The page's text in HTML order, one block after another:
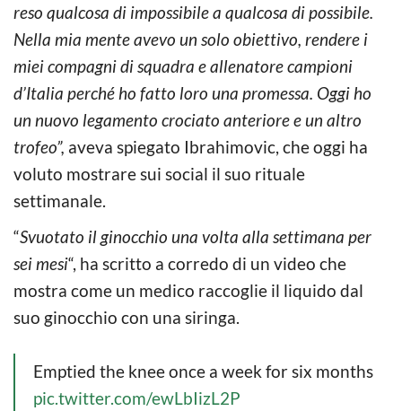
reso qualcosa di impossibile a qualcosa di possibile.
Nella mia mente avevo un solo obiettivo, rendere i
miei compagni di squadra e allenatore campioni
d’Italia perché ho fatto loro una promessa. Oggi ho
un nuovo legamento crociato anteriore e un altro
trofeo”, aveva spiegato Ibrahimovic, che oggi ha
voluto mostrare sui social il suo rituale
settimanale.
“Svuotato il ginocchio una volta alla settimana per
sei mesi“, ha scritto a corredo di un video che
mostra come un medico raccoglie il liquido dal
suo ginocchio con una siringa.
Emptied the knee once a week for six months
pic.twitter.com/ewLbIizL2P